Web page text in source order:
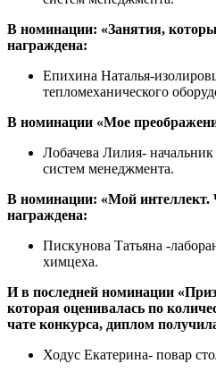
В номинации: «Занятия,
награждена:
Епихина Наталья-
тепломеханического
В номинации «Мое
Лобачева Лилия-
систем менеджмента.
В номинации: «Мой интеллект.
награждена:
Пискунова Татьяна -
химцеха.
И в последней номинации
которая оценивалась по
чате конкурса, диплом
Ходус Екатерина- повар